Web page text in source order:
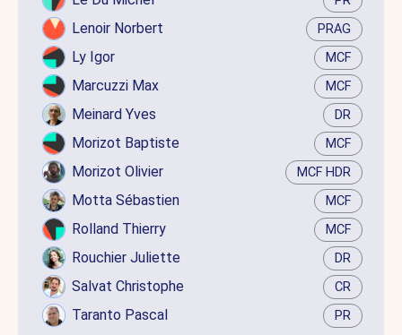
Lenoir Norbert PRAG
Ly Igor MCF
Marcuzzi Max MCF
Meinard Yves DR
Morizot Baptiste MCF
Morizot Olivier MCF HDR
Motta Sébastien MCF
Rolland Thierry MCF
Rouchier Juliette DR
Salvat Christophe CR
Taranto Pascal PR